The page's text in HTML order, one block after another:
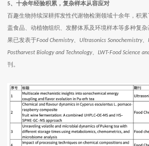
5、十余年经验积累，复杂样本从容应对
百趣生物持续深耕挥发性代谢物检测领域十余年，积
盖食品、动植物组织、发酵体系及环境样本等多种复
果已发表于Food Chemistry、 Ultrasonics Sonochemistry、
Postharvest Biology and Technology、 LWT-Food Science
刊。